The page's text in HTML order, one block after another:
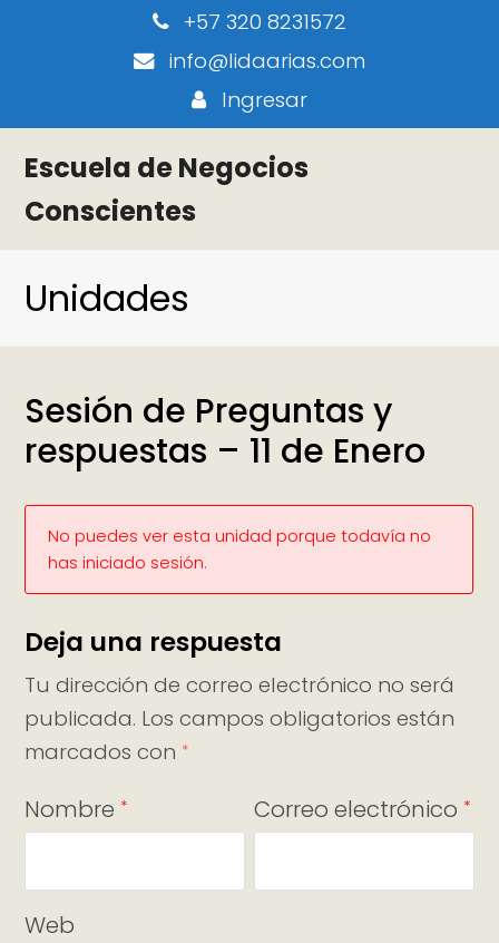
+57 320 8231572
info@lidaarias.com
Ingresar
Escuela de Negocios
Conscientes
Unidades
Sesión de Preguntas y
respuestas – 11 de Enero
No puedes ver esta unidad porque todavía no
has iniciado sesión.
Deja una respuesta
Tu dirección de correo electrónico no será
publicada. Los campos obligatorios están
marcados con *
Nombre * Correo electrónico *
Web